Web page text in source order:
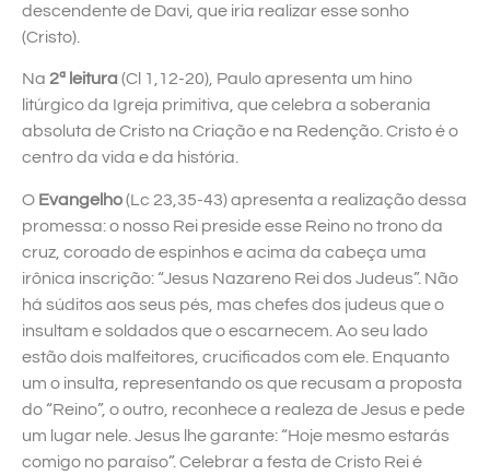
descendente de Davi, que iria realizar esse sonho
(Cristo).
Na 2ª leitura (Cl 1,12-20), Paulo apresenta um hino
litúrgico da Igreja primitiva, que celebra a soberania
absoluta de Cristo na Criação e na Redenção. Cristo é o
centro da vida e da história.
O Evangelho(Lc 23,35-43) apresenta a realização dessa
promessa: o nosso Rei preside esse Reino no trono da
cruz, coroado de espinhos e acima da cabeça uma
irônica inscrição: “Jesus Nazareno Rei dos Judeus”. Não
há súditos aos seus pés, mas chefes dos judeus que o
insultam e soldados que o escarnecem. Ao seu lado
estão dois malfeitores, crucificados com ele. Enquanto
um o insulta, representando os que recusam a proposta
do “Reino”, o outro, reconhece a realeza de Jesus e pede
um lugar nele. Jesus lhe garante: “Hoje mesmo estarás
comigo no paraíso”. Celebrar a festa de Cristo Rei é